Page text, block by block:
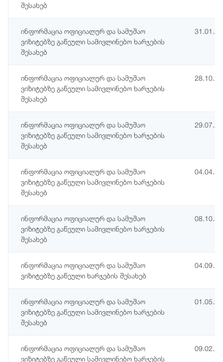
შესახებ
ინფორმაცია ოფიციალურ და სამუშაო
ვიზიტებზე გაწეული სამივლინებო ხარჯების
შესახებ
ინფორმაცია ოფიციალურ და სამუშაო
ვიზიტებზე გაწეული სამივლინებო ხარჯების
შესახებ
ინფორმაცია ოფიციალურ და სამუშაო
ვიზიტებზე გაწეული სამივლინებო ხარჯების
შესახებ
ინფორმაცია ოფიციალურ და სამუშაო
ვიზიტებზე გაწეული სამივლინებო ხარჯების
შესახებ
ინფორმაცია ოფიციალურ და სამუშაო
ვიზიტებზე გაწეული სამივლინებო ხარჯების
შესახებ
ინფორმაცია ოფიციალურ და სამუშაო
ვიზიტებზე გაწეული ხარჯების შესახებ
ინფორმაცია ოფიციალურ და სამუშაო
ვიზიტებზე გაწეული სამივლინებო ხარჯების
შესახებ
ინფორმაცია ოფიციალურ და სამუშაო
ვიზიტებზე გაწეული სამივლინებო ხარჯების